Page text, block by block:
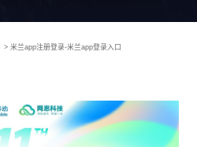
> 米兰app注册登录-米兰app登录入口